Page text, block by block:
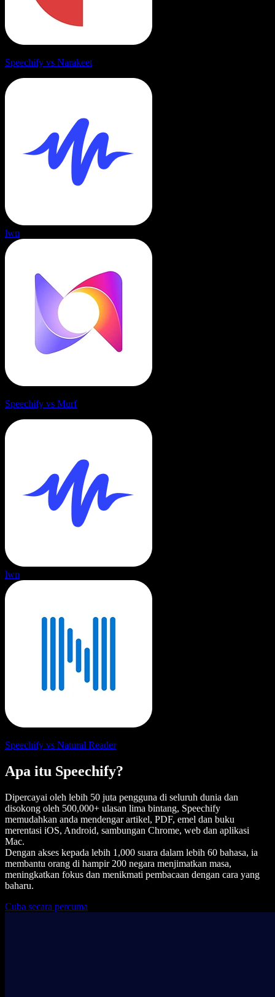
Speechify vs Narakeet
lwn
Speechify vs Murf
lwn
Speechify vs Natural Reader
Apa itu Speechify?
Dipercayai oleh lebih 50 juta pengguna di seluruh dunia dan
disokong oleh 500,000+ ulasan lima bintang, Speechify
memudahkan anda mendengar artikel, PDF, emel dan buku
merentasi iOS, Android, sambungan Chrome, web dan aplikasi
Mac.
Dengan akses kepada lebih 1,000 suara dalam lebih 60 bahasa, ia
membantu orang di hampir 200 negara menjimatkan masa,
meningkatkan fokus dan menikmati pembacaan dengan cara yang
baharu.
Cuba secara percuma